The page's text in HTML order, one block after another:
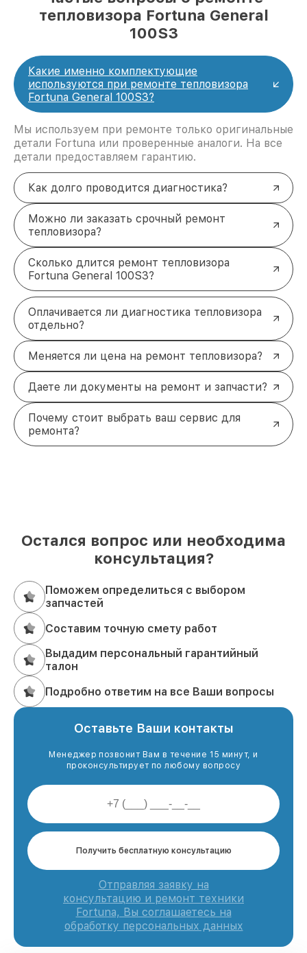
тепловизора Fortuna General
100S3
Какие именно комплектующие
используются при ремонте тепловизора
Fortuna General 100S3?
Мы используем при ремонте только оригинальные
детали Fortuna или проверенные аналоги. На все
детали предоставляем гарантию.
Как долго проводится диагностика?
Можно ли заказать срочный ремонт
тепловизора?
Сколько длится ремонт тепловизора
Fortuna General 100S3?
Оплачивается ли диагностика тепловизора
отдельно?
Меняется ли цена на ремонт тепловизора?
Даете ли документы на ремонт и запчасти?
Почему стоит выбрать ваш сервис для
ремонта?
Остался вопрос или необходима
консультация?
Поможем определиться с выбором
запчастей
Составим точную смету работ
Выдадим персональный гарантийный
талон
Подробно ответим на все Ваши вопросы
Оставьте Ваши контакты
Менеджер позвонит Вам в течение 15 минут, и
проконсультирует по любому вопросу
Получить бесплатную консультацию
Отправляя заявку на
консультацию и ремонт техники
Fortuna, Вы соглашаетесь на
обработку персональных данных